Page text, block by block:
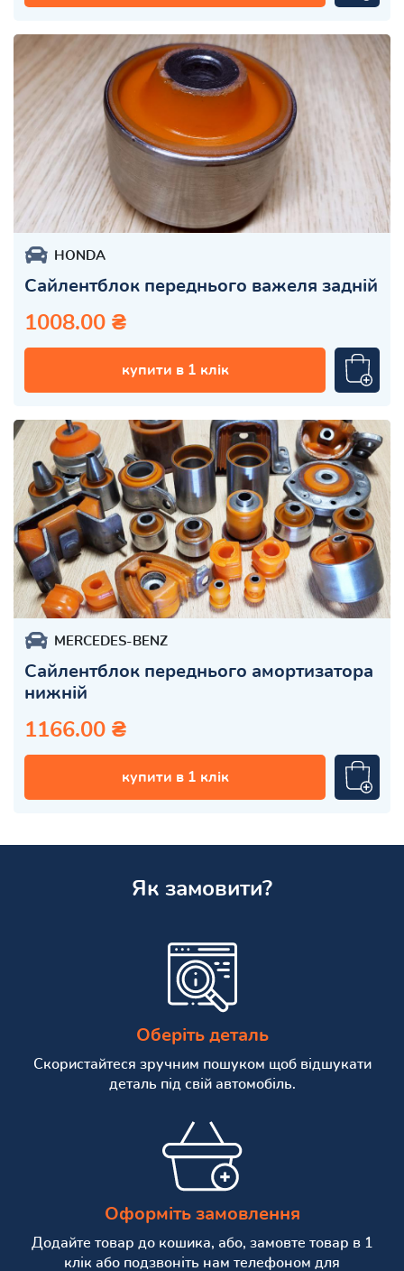
HONDA
Сайлентблок переднього важеля задній
1008.00 ₴
купити в 1 клік
MERCEDES-BENZ
Сайлентблок переднього амортизатора
нижній
1166.00 ₴
купити в 1 клік
Як замовити?
Оберіть деталь
Скористайтеся зручним пошуком щоб відшукати
деталь під свій автомобіль.
Оформіть замовлення
Додайте товар до кошика, або, замовте товар в 1
клік або подзвоніть нам телефоном для